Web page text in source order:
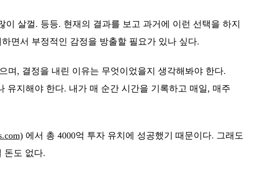
살껄. 등등. 현재의 결과를 보고 과거에 이런 선택을 하지
면서 부정적인 감정을 방출할 필요가 있나 싶다.
며, 결정을 내린 이유는 무엇이었을지 생각해봐야 한다.
유지해야 한다. 내가 매 순간 시간을 기록하고 매일, 매주
에서 총 4000억 투자 유치에 성공했기 때문이다. 그래도
돈도 없다.